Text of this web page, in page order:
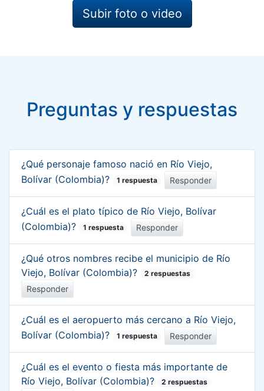
Subir foto o video
Preguntas y respuestas
¿Qué personaje famoso nació en Río Viejo,
Bolívar (Colombia)?
1 respuesta Responder
¿Cuál es el plato típico de Río Viejo, Bolívar
(Colombia)?
1 respuesta Responder
¿Qué otros nombres recibe el municipio de Río
Viejo, Bolívar (Colombia)?
2 respuestas
Responder
¿Cuál es el aeropuerto más cercano a Río Viejo,
Bolívar (Colombia)?
1 respuesta Responder
¿Cuál es el evento o fiesta más importante de
Río Viejo, Bolívar (Colombia)?
2 respuestas